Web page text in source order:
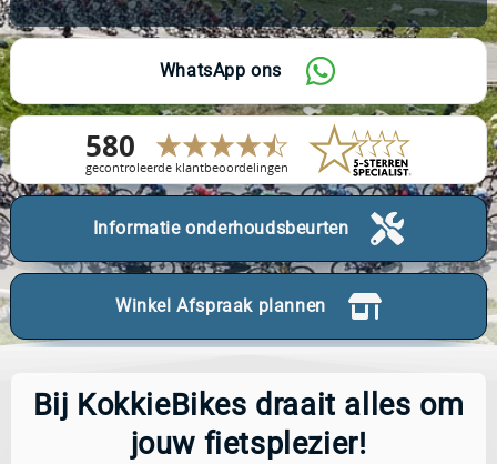
WhatsApp ons
Informatie onderhoudsbeurten
Winkel Afspraak plannen
Bij KokkieBikes draait alles om
jouw fietsplezier!